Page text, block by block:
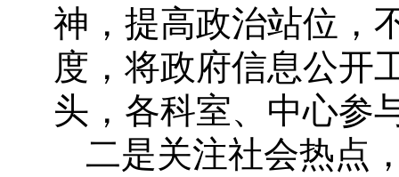
神，提高政治站位，
度，将政府信息公开
头，各科室、中心参
二是关注社会热点